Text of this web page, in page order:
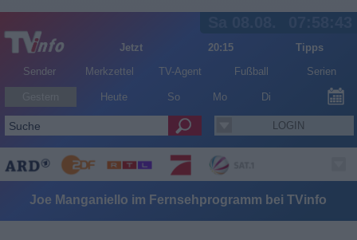
Jetzt 20:15
Tipps
Sender
Merkzettel TV-Agent Fußball Serien
Heute So Mo Di
LOGIN
Joe Manganiello im Fernsehprogramm bei TVinfo